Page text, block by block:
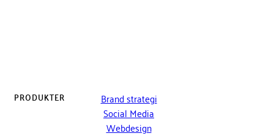
PRODUKTER
Brand strategi
Social Media
Webdesign